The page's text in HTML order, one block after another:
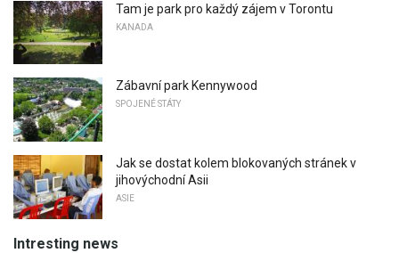
Tam je park pro každý zájem v Torontu
KANADA
Zábavní park Kennywood
SPOJENÉ STÁTY
Jak se dostat kolem blokovaných stránek v
jihovýchodní Asii
ASIE
Intresting news